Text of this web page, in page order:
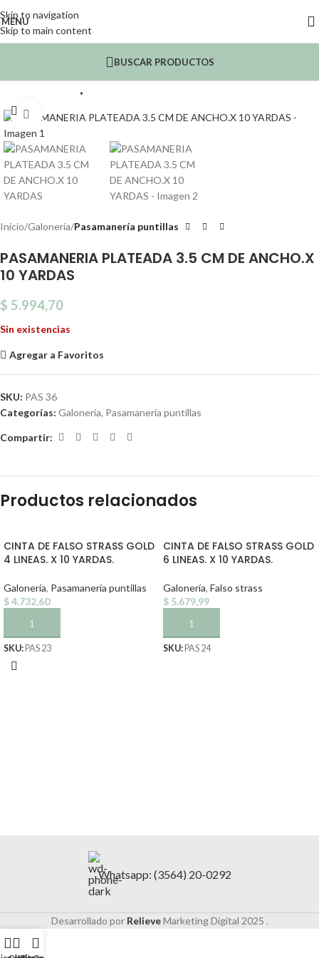
Skip to navigation
Skip to main content
MENU
BUSCAR PRODUCTOS
*
Click to enlarge
Inicio Galonería Pasamanería puntillas
PASAMANERIA PLATEADA 3.5 CM DE ANCHO.X
10 YARDAS
$ 5.994,70
Sin existencias
Agregar a Favoritos
SKU: PAS 36
Categorías: Galonería, Pasamanería puntillas
Compartir:
Productos relacionados
CINTA DE FALSO STRASS GOLD
4 LINEAS. X 10 YARDAS.
Galonería, Pasamanería puntillas
$4.732,60
AÑADIR AL CARRITO
SKU: PAS 23
CINTA DE FALSO STRASS GOLD
6 LINEAS. X 10 YARDAS.
Galonería, Falso strass
$ 5.679,99
AÑADIR AL CARRITO
SKU: PAS 24
Whatsapp: (3564) 20-0292
Desarrollado por RelieveMarketing Digital 2025 .